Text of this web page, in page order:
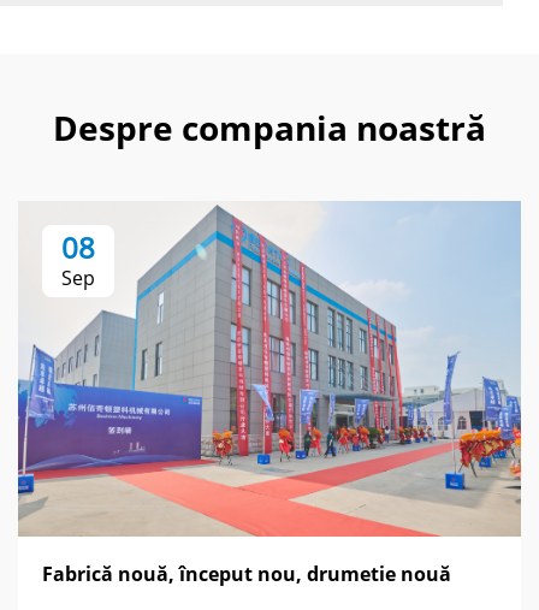
Despre compania noastră
08
Sep
Fabrică nouă, început nou, drumetie nouă